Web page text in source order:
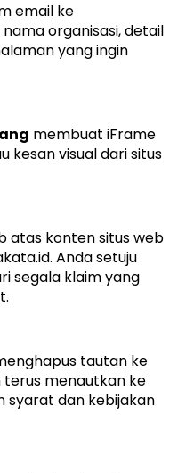
email ke
organisasi, detail
yang ingin
membuat iFrame
kesan visual dari situs
atas konten situs web
Anda setuju
segala klaim yang
tautan ke
terus menautkan ke
syarat dan kebijakan